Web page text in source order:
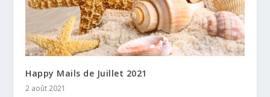
Happy Mails de Juillet 2021
2 août 2021